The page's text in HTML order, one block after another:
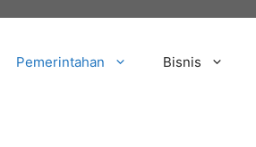
Pemerintahan Bisnis